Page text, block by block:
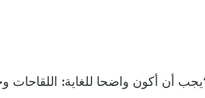
أن أكون واضحا للغاية: